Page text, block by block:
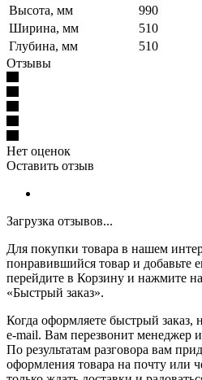
Высота, мм
990
Ширина, мм
510
Глубина, мм
510
Отзывы
Нет оценок
Оставить отзыв
Загрузка отзывов...
Для покупки товара в нашем
понравившийся товар и добавьте
перейдите в Корзину и нажмите
«Быстрый заказ».
Когда оформляете быстрый
e-mail. Вам перезвонит менеджер и
По результатам разговора вам
оформления товара на почту или